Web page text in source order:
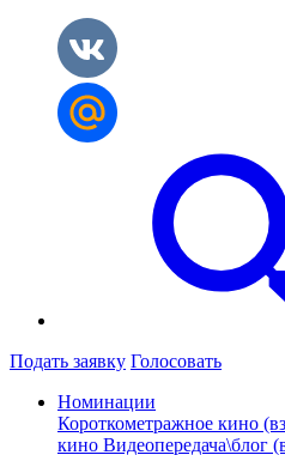
Подать заявку Голосовать
Номинации
Короткометражное кино
кино Видеопередача\блог